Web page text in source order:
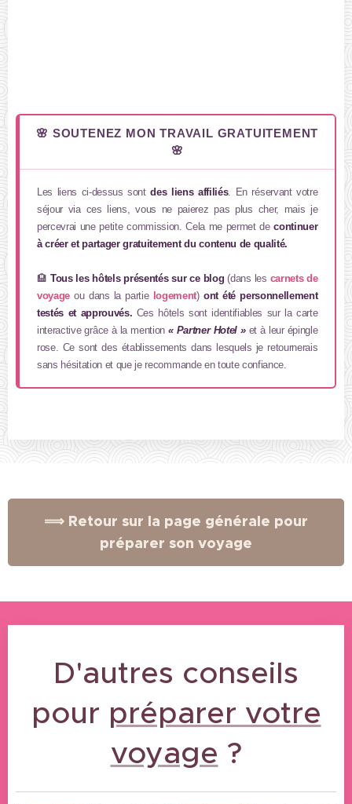
🌸 SOUTENEZ MON TRAVAIL GRATUITEMENT
🌸
Les liens ci-dessus sontdes liens affiliés. En réservant votre
séjour via ces liens, vous ne paierez pas plus cher, mais je
percevrai une petite commission. Cela me permet decontinuer
à créer et partager gratuitement du contenu de qualité.
🏨 Tous les hôtels présentés sur ce blog (dans les carnets de
voyage ou dans la partie logement) ont été personnellement
testés et approuvés. Ces hôtels sont identifiables sur la carte
interactive grâce à la mention « Partner Hotel »et à leur épingle
rose. Ce sont des établissements dans lesquels je retournerais
sans hésitation et que je recommande en toute confiance.
⟹ Retour sur la page générale pour
préparer son voyage
D'autres conseils
pour préparer votre
voyage ?
itinéraire
Budget
Billet
et
Transpor